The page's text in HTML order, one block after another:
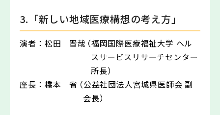
3.「新しい地域医療構想の考え方」
演者： 松田 晋哉（福岡国際医療福祉大学 ヘル
スサービスリサーチセンター
所長）
座長： 橋本 省（公益社団法人宮城県医師会 副
会長）